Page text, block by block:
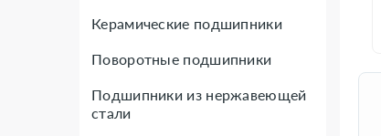
Керамические подшипники
Поворотные подшипники
Подшипники из нержавеющей
стали